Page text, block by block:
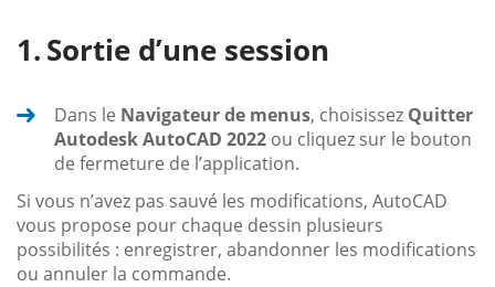
Sortie d’une session
Dans le Navigateur de menus, choisissez Quitter
Autodesk AutoCAD 2022 ou cliquez sur le bouton
de fermeture de l’application.
Si vous n’avez pas sauvé les modifications, AutoCAD
vous propose pour chaque dessin plusieurs
possibilités : enregistrer, abandonner les modifications
ou annuler la commande.